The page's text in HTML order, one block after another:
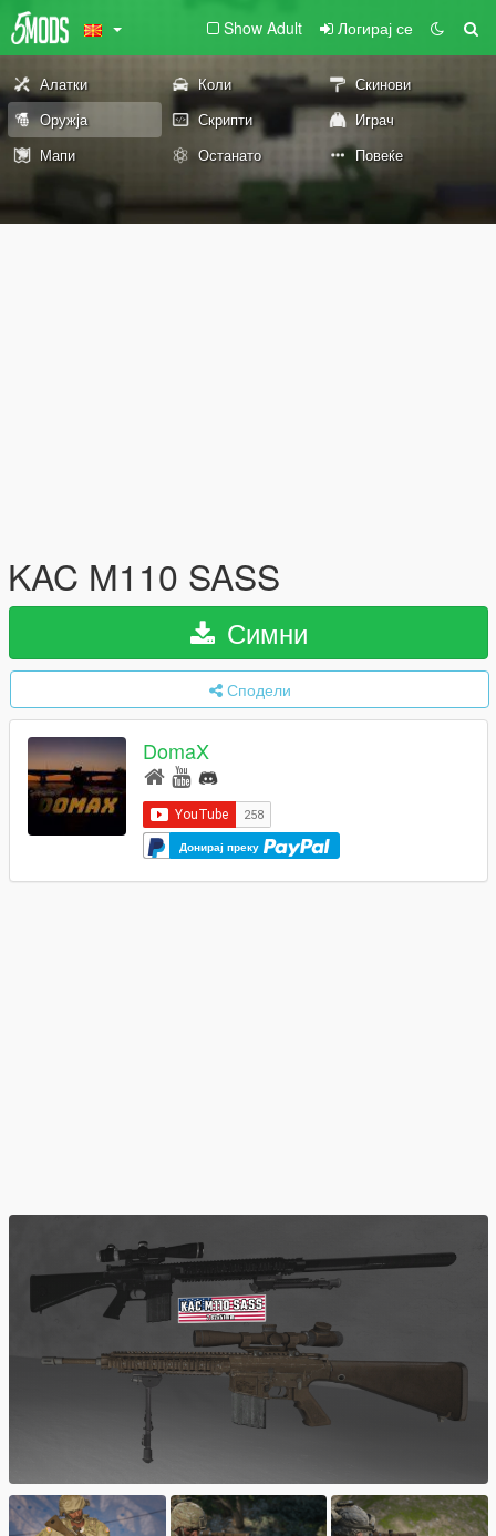
Show Adult Логирај се
Алатки Коли
Скинови
Оружја
Скрипти
Играч
Мапи
Останато Повеќе
KAC M110 SASS
Симни
Сподели
DomaX
Донирај преку